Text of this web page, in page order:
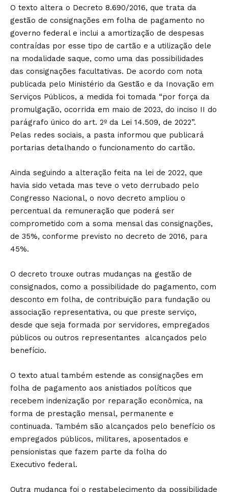
O texto altera o Decreto 8.690/2016, que trata da
gestão de consignações em folha de pagamento no
governo federal e inclui a amortização de despesas
contraídas por esse tipo de cartão e a utilização dele
na modalidade saque, como uma das possibilidades
das consignações facultativas. De acordo com nota
publicada pelo Ministério da Gestão e da Inovação em
Serviços Públicos, a medida foi tomada “por força da
promulgação, ocorrida em maio de 2023, do inciso II do
parágrafo único do art. 2º da Lei 14.509, de 2022”.
Pelas redes sociais, a pasta informou que publicará
portarias detalhando o funcionamento do cartão.
Ainda seguindo a alteração feita na lei de 2022, que
havia sido vetada mas teve o veto derrubado pelo
Congresso Nacional, o novo decreto ampliou o
percentual da remuneração que poderá ser
comprometido com a soma mensal das consignações,
de 35%, conforme previsto no decreto de 2016, para
45%.
O decreto trouxe outras mudanças na gestão de
consignados, como a possibilidade do pagamento, com
desconto em folha, de contribuição para fundação ou
associação representativa, ou que preste serviço,
desde que seja formada por servidores, empregados
públicos ou outros representantes alcançados pelo
benefício.
O texto atual também estende as consignações em
folha de pagamento aos anistiados políticos que
recebem indenização por reparação econômica, na
forma de prestação mensal, permanente e
continuada. Também são alcançados pelo benefício os
empregados públicos, militares, aposentados e
pensionistas que fazem parte da folha do
Executivo federal.
Outra mudança foi o restabelecimento da possibilidade